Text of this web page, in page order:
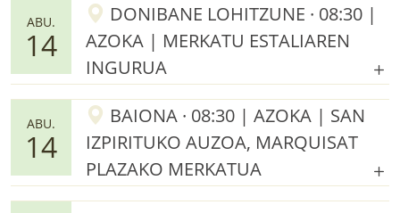
ABU.
14
DONIBANE LOHITZUNE · 08:30 |
AZOKA | MERKATU ESTALIAREN
INGURUA
ABU.
14
BAIONA · 08:30 | AZOKA | SAN
IZPIRITUKO AUZOA, MARQUISAT
PLAZAKO MERKATUA